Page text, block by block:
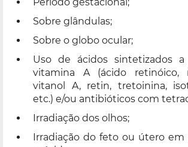
Sobre glândulas;
Sobre o globo ocular;
Uso de ácidos sintetizados
vitamina A (ácido retinóico,
vitanol A, retin, tretoinina,
etc.) e/ou antibióticos com
Irradiação dos olhos;
Irradiação do feto ou útero em